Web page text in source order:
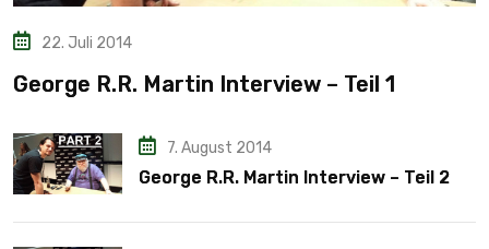
22. Juli 2014
George R.R. Martin Interview – Teil 1
7. August 2014
George R.R. Martin Interview – Teil 2